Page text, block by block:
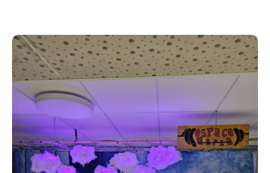
19h-20h : Spectacle de danse
20h-23h : Dancefloor
Inscription atelier + Accès libre dès 19h sur adhésion
/!\ Pas d'annulation possible après le 17 novembre